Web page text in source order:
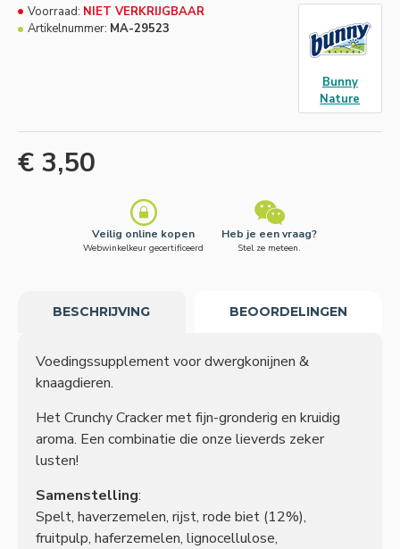
€ 3,50
Voorraad: NIET VERKRIJGBAAR
Artikelnummer: MA-29523
Bunny
Nature
Veilig online kopen
Webwinkelkeur gecertificeerd
Heb je een vraag?
Stel ze meteen.
BESCHRIJVING BEOORDELINGEN
Voedingssupplement voor dwergkonijnen &
knaagdieren.
Het Crunchy Cracker met fijn-gronderig en kruidig
aroma. Een combinatie die onze lieverds zeker
lusten!
Samenstelling:
Spelt, haverzemelen, rijst, rode biet (12%),
fruitpulp, haferzemelen, lignocellulose,